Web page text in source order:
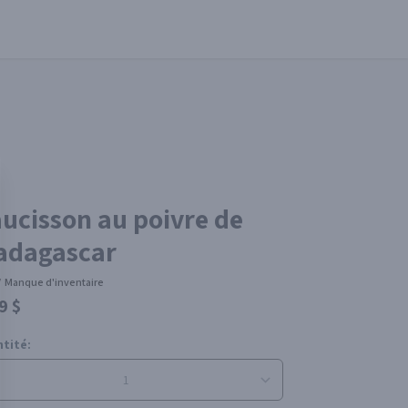
au poivre de
/ Manque d'inventaire
$